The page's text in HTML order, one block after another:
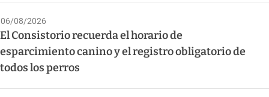
06/08/2026
El Consistorio recuerda el horario de
esparcimiento canino y el registro obligatorio de
todos los perros